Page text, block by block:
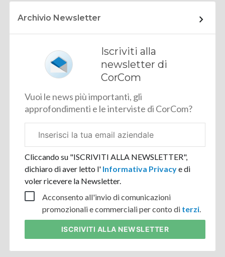
Archivio Newsletter
Iscriviti alla
newsletter di
CorCom
Vuoi le news più importanti, gli
approfondimenti e le interviste di CorCom?
aziendale
Cliccando su "ISCRIVITI ALLA NEWSLETTER",
dichiaro di aver letto l' Informativa Privacye di
voler ricevere la Newsletter.
Acconsento all'invio di comunicazioni
promozionali e commerciali per conto di terzi.
ISCRIVITI ALLA NEWSLETTER